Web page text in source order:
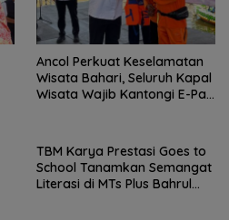
Ancol Perkuat Keselamatan
Wisata Bahari, Seluruh Kapal
Wisata Wajib Kantongi E-Pas
TBM Karya Prestasi Goes to
School Tanamkan Semangat
Literasi di MTs Plus Bahrul